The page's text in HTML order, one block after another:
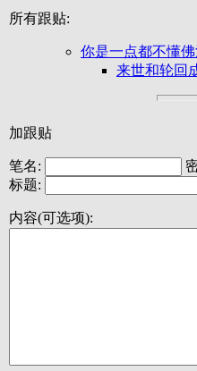
所有跟贴:
你是一点都不懂
来世和轮回
加跟贴
笔名:
标题:
内容(可选项):